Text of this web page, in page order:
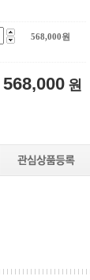
568,000원
568,000 원